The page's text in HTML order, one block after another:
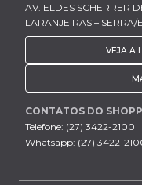
AV. ELDES SCHERRER
LARANJEIRAS – SERRA/
VEJA A
CONTATOS DO
Telefone: (27) 3422-2100
Whatsapp: (27) 3422-